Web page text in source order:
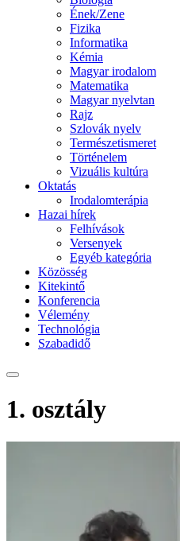
Ének/Zene
Fizika
Informatika
Kémia
Magyar irodalom
Matematika
Magyar nyelvtan
Rajz
Szlovák nyelv
Természetismeret
Történelem
Vizuális kultúra
Oktatás
Irodalomterápia
Hazai hírek
Felhívások
Versenyek
Egyéb kategória
Közösség
Kitekintő
Konferencia
Vélemény
Technológia
Szabadidő
1. osztály